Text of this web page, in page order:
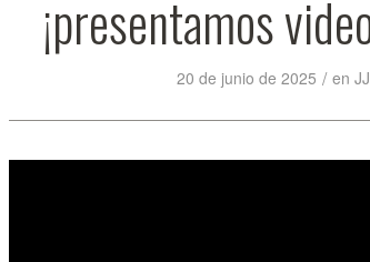
¡presentamos
20 de junio de 2025 / en